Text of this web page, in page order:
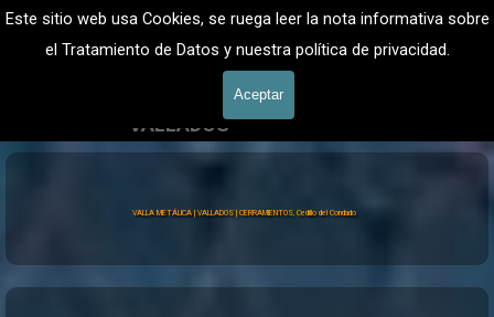
Este sitio web usa Cookies, se ruega leer la nota informativa sobre
el Tratamiento de Datos y nuestra política de privacidad.
Aceptar
Vaya al ContenidoVALLADOS METALICOS MADRID - VALLADO DE FINCAS
Valla Hercules, Vallado de fincas
VALLADOSValla Hércules
Vallados Jardín
VALLA METÁLICA | VALLADOS | CERRAMIENTOS, Cedillo del Condado